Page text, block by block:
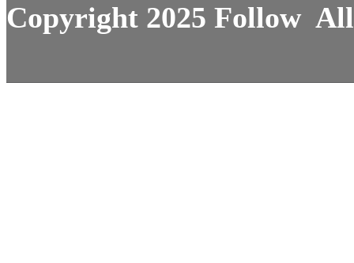
Copyright 2025 Follow